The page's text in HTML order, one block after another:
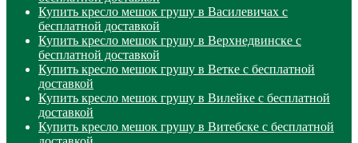
Купить кресло мешок грушу в Василевичах с
бесплатной доставкой
Купить кресло мешок грушу в Верхнедвинске с
бесплатной доставкой
Купить кресло мешок грушу в Ветке с бесплатной
доставкой
Купить кресло мешок грушу в Вилейке с бесплатной
доставкой
Купить кресло мешок грушу в Витебске с бесплатной